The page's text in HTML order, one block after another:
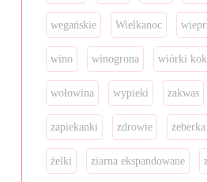
wegańskie Wielkanoc
wino winogrona wiórki
wołowina wypieki zakwas
zapiekanki zdrowie żeberka
żelki ziarna ekspandowane